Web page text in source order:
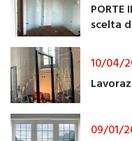
PORTE
scelta
10/04/
09/01/